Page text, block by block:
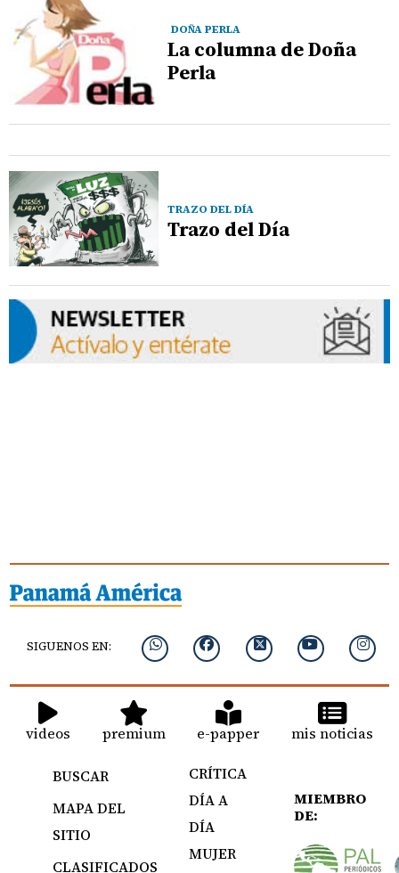
DOÑA PERLA
La columna de Doña
Perla
TRAZO DEL DÍA
Trazo del Día
SIGUENOS EN:
videos premium e-papper mis noticias
BUSCAR
MAPA DEL
SITIO
CLASIFICADOS
CRÍTICA
DÍA A
DÍA
MUJER
MIEMBRO
DE: